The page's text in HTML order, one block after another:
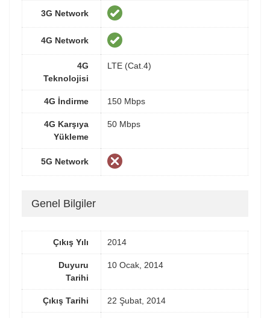
3G Network
4G Network
4G
Teknolojisi
LTE (Cat.4)
4G İndirme 150 Mbps
4G Karşıya
Yükleme
50 Mbps
5G Network
Genel Bilgiler
Çıkış Yılı 2014
Duyuru
Tarihi
10 Ocak, 2014
Çıkış Tarihi 22 Şubat, 2014